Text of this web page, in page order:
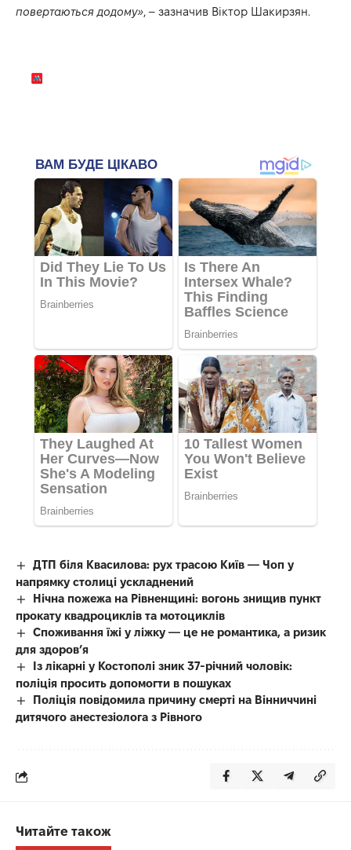
повертаються додому», – зазначив Віктор Шакирзян.
ДТП біля Квасилова: рух трасою Київ — Чоп у
напрямку столиці ускладнений
Нічна пожежа на Рівненщині: вогонь знищив пункт
прокату квадроциклів та мотоциклів
Споживання їжі у ліжку — це не романтика, а ризик
для здоров’я
Із лікарні у Костополі зник 37-річний чоловік:
поліція просить допомогти в пошуках
Поліція повідомила причину смерті на Вінниччині
дитячого анестезіолога з Рівного
Читайте також